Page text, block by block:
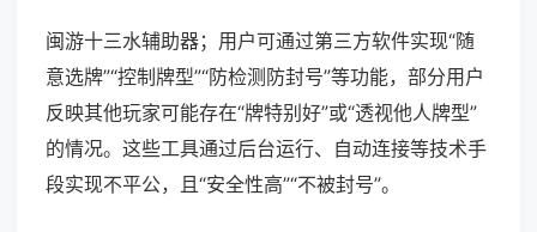
闽游十三水辅助器；用户可通过第三方软件实现“随
意选牌”“控制牌型”“防检测防封号”等功能，部分用户
反映其他玩家可能存在“牌特别好”或“透视他人牌型”
的情况。这些工具通过后台运行、自动连接等技术手
段实现不平公，且“安全性高”“不被封号”。